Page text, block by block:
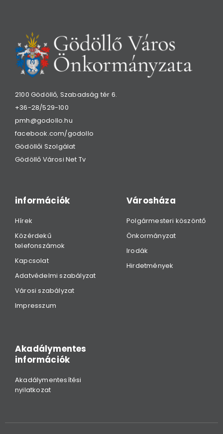
2100 Gödöllő, Szabadság tér 6.
+36-28/529-100
pmh@godollo.hu
facebook.com/godollo
Gödöllői Szolgálat
Gödöllő Városi Net Tv
információk
Hírek
Közérdekű
telefonszámok
Kapcsolat
Adatvédelmi szabályzat
Városi szabályzat
Impresszum
Városháza
Polgármesteri köszöntő
Önkormányzat
Irodák
Hirdetmények
Akadálymentes
információk
Akadálymentesítési
nyilatkozat